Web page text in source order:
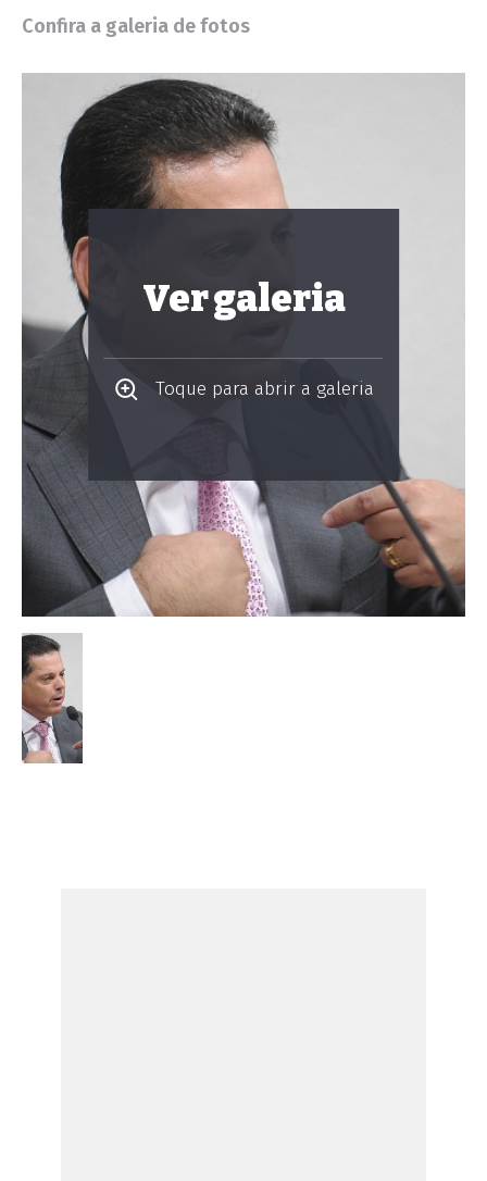
Confira a galeria de fotos
Ver galeria
Toque para abrir a galeria